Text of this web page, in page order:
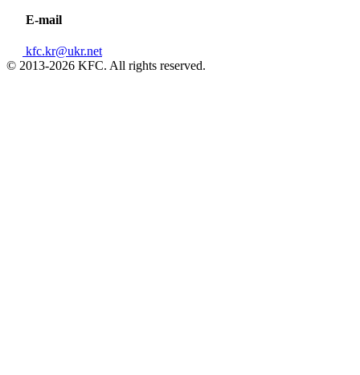
E-mail
kfc.kr@ukr.net
© 2013-2026 KFC. All rights reserved.